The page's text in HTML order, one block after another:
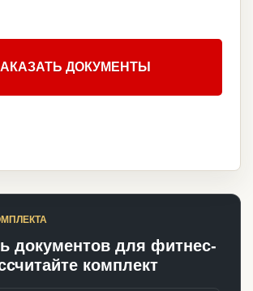
ДОКУМЕНТЫ
документов для фитнес-
комплект